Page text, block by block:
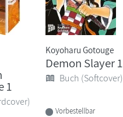
1
Koyoharu Gotouge
Demon Slayer 1
Buch (Softcover)
Vorbestellbar